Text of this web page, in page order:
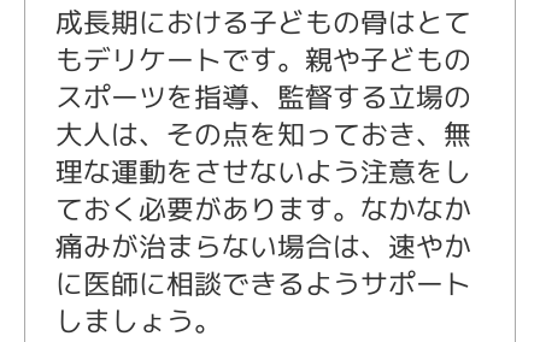
成長期における子どもの骨はとて
もデリケートです。親や子どもの
スポーツを指導、監督する立場の
大人は、その点を知っておき、無
理な運動をさせないよう注意をし
ておく必要があります。なかなか
痛みが治まらない場合は、速やか
に医師に相談できるようサポート
しましょう。